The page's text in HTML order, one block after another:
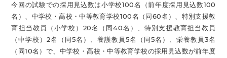
今回の試験での採用見込数は小学校100名（前年度採用見込数100
名）、中学校・高校・中等教育学校100名（同60名）、特別支援教
育担当教員（小学校）20名（同40名）、特別支援教育担当教員
（中学校）2名（同5名）、養護教員5名（同5名）、栄養教員3名
（同10名）で、中学校・高校・中等教育学校の採用見込数が前年度